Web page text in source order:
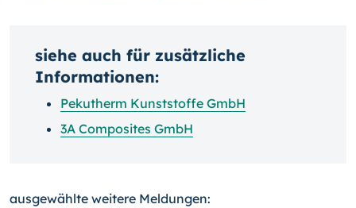
siehe auch für zusätzliche
Informationen:
Pekutherm Kunststoffe GmbH
3A Composites GmbH
ausgewählte weitere Meldungen: